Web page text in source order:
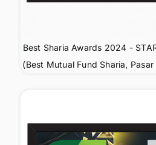
Best Sharia Awards 2024 -
(Best Mutual Fund Sharia,